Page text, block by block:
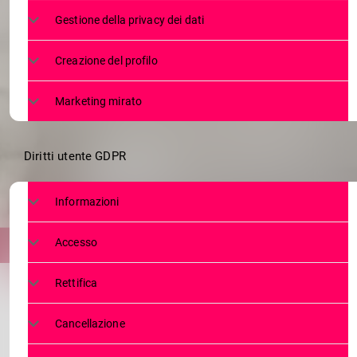
”LA BRUNA
Gestione della privacy dei dati
Creazione del profilo
Marketing mirato
Diritti utente GDPR
Informazioni
Accesso
Rettifica
Cancellazione